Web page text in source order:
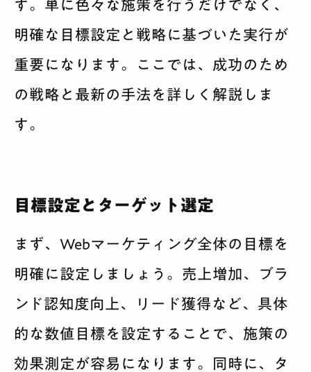
す。単に色々な施策を行うだけでなく、
明確な目標設定と戦略に基づいた実行が
重要になります。ここでは、成功のため
の戦略と最新の手法を詳しく解説しま
す。
目標設定とターゲット選定
まず、Webマーケティング全体の目標を
明確に設定しましょう。売上増加、ブラ
ンド認知度向上、リード獲得など、具体
的な数値目標を設定することで、施策の
効果測定が容易になります。同時に、タ